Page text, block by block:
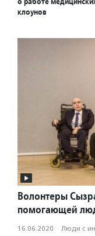
клоунов
Волонтеры
помогающей
16.06.2020 · Люди с